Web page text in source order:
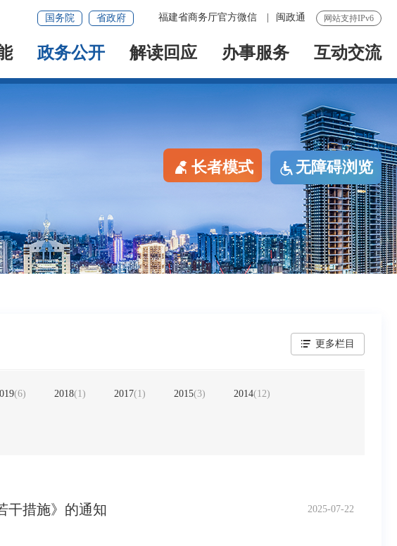
网站支持IPv6
福建省商务厅官方微信 闽政通
国务院 省政府
政务公开 解读回应 办事服务 互动交流
长者模式 无障碍浏览
更多栏目
(6) 2018(1) 2017(1) 2015(3) 2014(12)
干措施》的通知 2025-07-22